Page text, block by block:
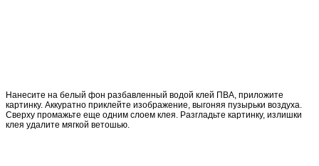
Нанесите на белый фон разбавленный водой клей ПВА, приложите
картинку. Аккуратно приклейте изображение, выгоняя пузырьки воздуха.
Сверху промажьте еще одним слоем клея. Разгладьте картинку, излишки
клея удалите мягкой ветошью.